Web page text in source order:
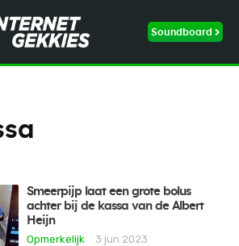
Soundboard
Smeerpijp laat een grote bolus
achter bij de kassa van de Albert
Heijn
Opmerkelijk
3 jun 2023